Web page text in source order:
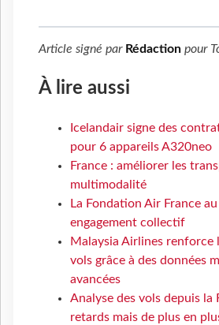
Article signé par Rédaction pour
À lire aussi
Icelandair signe des
pour 6 appareils A320neo
France : améliorer les
multimodalité
La Fondation Air France
engagement collectif
Malaysia Airlines renforce
vols grâce à des données
avancées
Analyse des vols depuis la
retards mais de plus en